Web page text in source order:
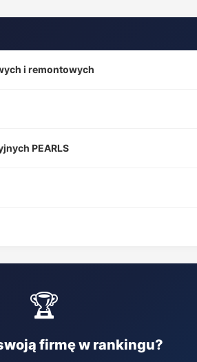
i remontowych
PEARLS
🏆
firmę w rankingu?